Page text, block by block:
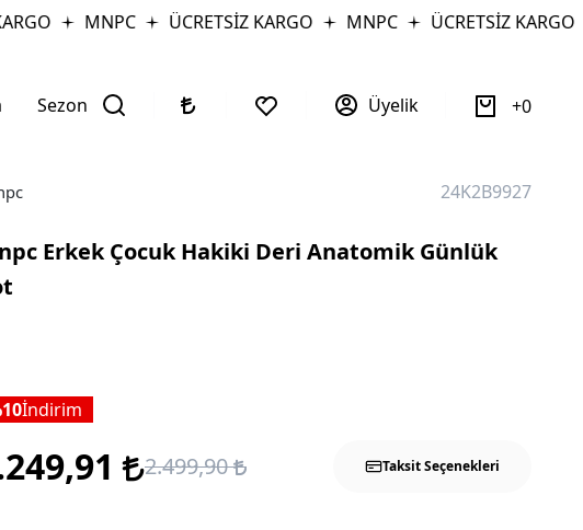
MNPC ÜCRETSİZ KARGO MNPC ÜCRETSİZ KARGO
Sezon Üyelik 0
24K2B9927
Erkek Çocuk Hakiki Deri Anatomik Günlük
10İndirim
2.499,90 Taksit Seçenekleri